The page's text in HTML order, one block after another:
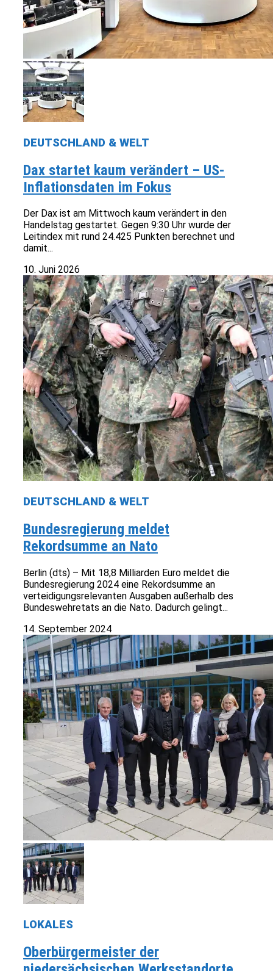
DEUTSCHLAND & WELT
Dax startet kaum verändert – US-
Inflationsdaten im Fokus
Der Dax ist am Mittwoch kaum verändert in den
Handelstag gestartet. Gegen 9:30 Uhr wurde der
Leitindex mit rund 24.425 Punkten berechnet und
damit...
10. Juni 2026
DEUTSCHLAND & WELT
Bundesregierung meldet
Rekordsumme an Nato
Berlin (dts) – Mit 18,8 Milliarden Euro meldet die
Bundesregierung 2024 eine Rekordsumme an
verteidigungsrelevanten Ausgaben außerhalb des
Bundeswehretats an die Nato. Dadurch gelingt...
14. September 2024
LOKALES
Oberbürgermeister der